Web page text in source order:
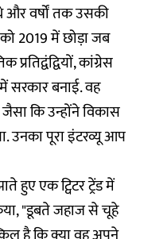
वर्षों तक उसकी
2019 में छोड़ा जब
कांग्रेस
सरकार बनाई. वह
कि उन्होंने विकास
उनका पूरा इंटरव्यू आप
हुए एक ट्विटर ट्रेंड में
"डूबते जहाज से चूहे